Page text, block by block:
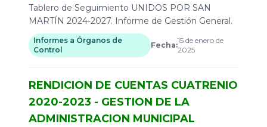
Tablero de Seguimiento UNIDOS POR SAN
MARTÍN 2024-2027. Informe de Gestión General.
Informes a Órganos de
Control
Fecha:
15 de enero de
2025
RENDICION DE CUENTAS CUATRENIO
2020-2023 - GESTION DE LA
ADMINISTRACION MUNICIPAL